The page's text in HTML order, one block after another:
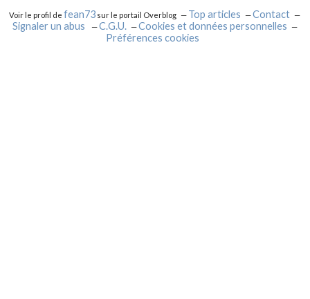
Voir le profil defean73 sur le portail Overblog Top articles
Contact
Signaler un abus
C.G.U.
Cookies et données personnelles
Préférences cookies